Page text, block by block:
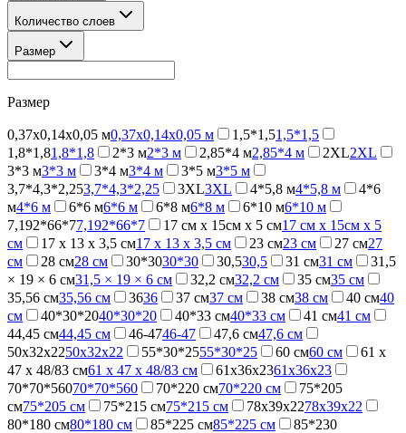
Количество слоев
Размер
Размер
0,37х0,14х0,05 м0,37х0,14х0,05 м 1,5*1,51,5*1,5
1,8*1,81,8*1,8 2*3 м2*3 м 2,85*4 м2,85*4 м 2XL2XL
3*3 м3*3 м 3*4 м3*4 м 3*5 м3*5 м
3,7*4,3*2,253,7*4,3*2,25 3XL3XL 4*5,8 м4*5,8 м
4*6
м4*6 м 6*6 м6*6 м 6*8 м6*8 м 6*10 м6*10 м
7,192*66*77,192*66*7 17 см х 15см х 5 см17 см х 15см х 5
см
17 х 13 х 3,5 см17 х 13 х 3,5 см 23 см23 см 27 см27
см
28 см28 см 30*3030*30 30,530,5 31 см31 см
31,5
× 19 × 6 см31,5 × 19 × 6 см 32,2 см32,2 см 35 см35 см
35,56 см35,56 см 3636 37 см37 см 38 см38 см 40 см40
см
40*30*2040*30*20 40*33 см40*33 см 41 см41 см
44,45 см44,45 см 46-4746-47 47,6 см47,6 см
50x32x2250x32x22 55*30*2555*30*25 60 см60 см
61 х
47 х 48/83 см61 х 47 х 48/83 см 61x36x2361x36x23
70*70*56070*70*560 70*220 см70*220 см
75*205
см75*205 см 75*215 см75*215 см 78x39x2278x39x22
80*180 см80*180 см 85*225 см85*225 см
85*230